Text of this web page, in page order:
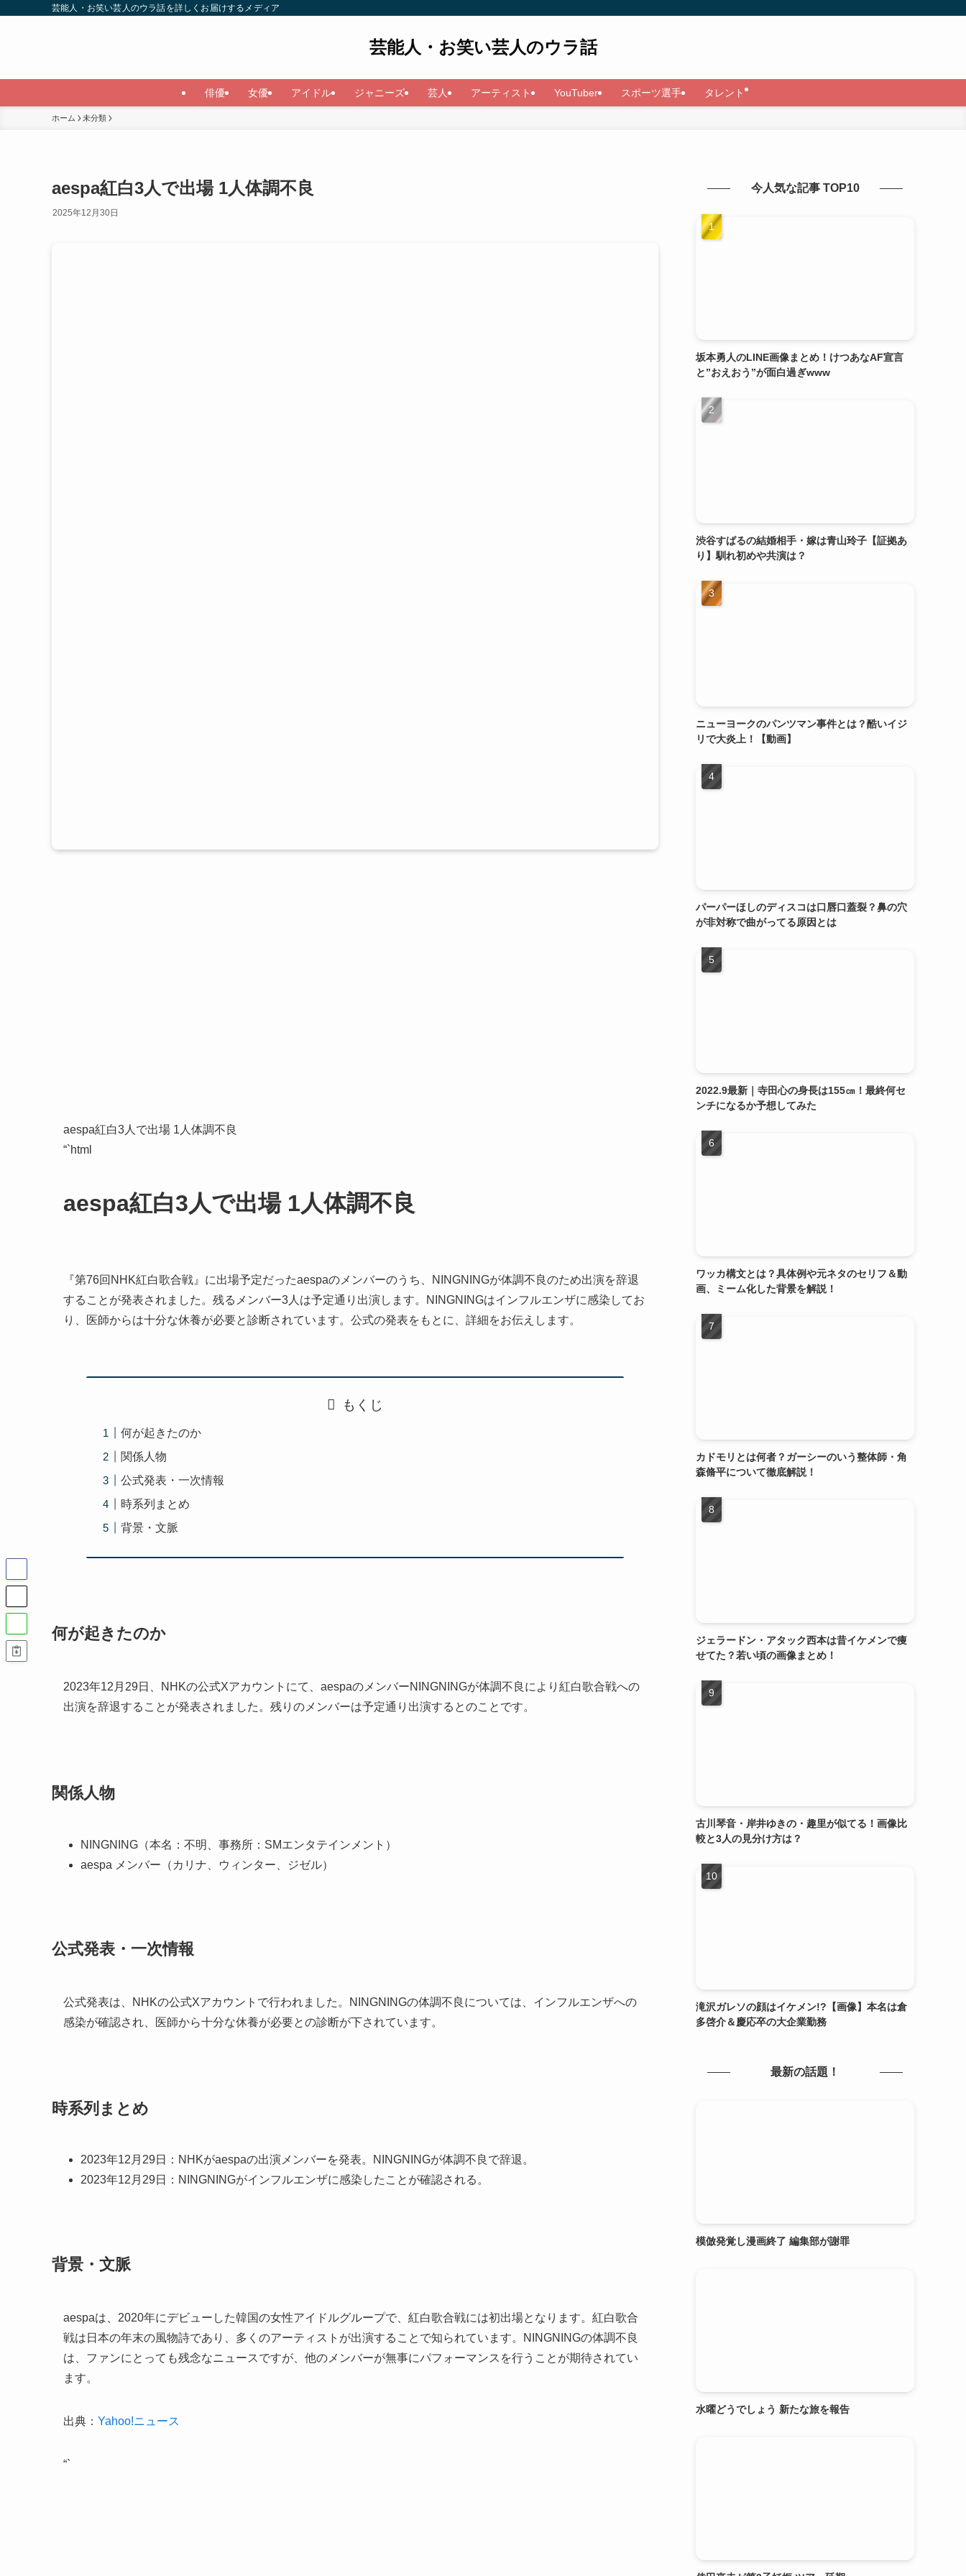
芸能人・お笑い芸人のウラ話を詳しくお届けするメディア
芸能人・お笑い芸人のウラ話
俳優 女優 アイドル ジャニーズ 芸人 アーティスト YouTuber スポーツ選手 タレント
ホーム 未分類
aespa紅白3人で出場 1人体調不良
2025年12月30日
aespa紅白3人で出場 1人体調不良
“`html
aespa紅白3人で出場 1人体調不良
『第76回NHK紅白歌合戦』に出場予定だったaespaのメンバーのうち、NINGNINGが体調不良のため出演を辞退
することが発表されました。残るメンバー3人は予定通り出演します。NINGNINGはインフルエンザに感染してお
り、医師からは十分な休養が必要と診断されています。公式の発表をもとに、詳細をお伝えします。
もくじ
何が起きたのか
関係人物
公式発表・一次情報
時系列まとめ
背景・文脈
何が起きたのか
2023年12月29日、NHKの公式Xアカウントにて、aespaのメンバーNINGNINGが体調不良により紅白歌合戦への
出演を辞退することが発表されました。残りのメンバーは予定通り出演するとのことです。
関係人物
NINGNING（本名：不明、事務所：SMエンタテインメント）
aespa メンバー（カリナ、ウィンター、ジゼル）
公式発表・一次情報
公式発表は、NHKの公式Xアカウントで行われました。NINGNINGの体調不良については、インフルエンザへの
感染が確認され、医師から十分な休養が必要との診断が下されています。
時系列まとめ
2023年12月29日：NHKがaespaの出演メンバーを発表。NINGNINGが体調不良で辞退。
2023年12月29日：NINGNINGがインフルエンザに感染したことが確認される。
背景・文脈
aespaは、2020年にデビューした韓国の女性アイドルグループで、紅白歌合戦には初出場となります。紅白歌合
戦は日本の年末の風物詩であり、多くのアーティストが出演することで知られています。NINGNINGの体調不良
は、ファンにとっても残念なニュースですが、他のメンバーが無事にパフォーマンスを行うことが期待されてい
ます。
出典： Yahoo!ニュース
“`
今人気な記事 TOP10
坂本勇人のLINE画像まとめ！けつあなAF宣言
と”おえおう”が面白過ぎwww
渋谷すばるの結婚相手・嫁は青山玲子【証拠あ
り】馴れ初めや共演は？
ニューヨークのパンツマン事件とは？酷いイジ
リで大炎上！【動画】
パーパーほしのディスコは口唇口蓋裂？鼻の穴
が非対称で曲がってる原因とは
2022.9最新｜寺田心の身長は155㎝！最終何セ
ンチになるか予想してみた
ワッカ構文とは？具体例や元ネタのセリフ＆動
画、ミーム化した背景を解説！
カドモリとは何者？ガーシーのいう整体師・角
森脩平について徹底解説！
ジェラードン・アタック西本は昔イケメンで痩
せてた？若い頃の画像まとめ！
古川琴音・岸井ゆきの・趣里が似てる！画像比
較と3人の見分け方は？
滝沢ガレソの顔はイケメン!?【画像】本名は倉
多啓介＆慶応卒の大企業勤務
最新の話題！
模倣発覚し漫画終了 編集部が謝罪
水曜どうでしょう 新たな旅を報告